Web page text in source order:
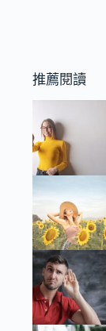
推薦閱讀